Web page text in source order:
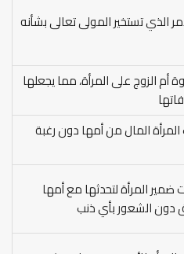
الذي تستخير المولى تعالى بشأنه
أم الزوج على المرأة، مما يجعلها
المال من أمها دون رغبة
ضمير المرأة لتحدثها مع أمها
دون الشعور بأي ذنب